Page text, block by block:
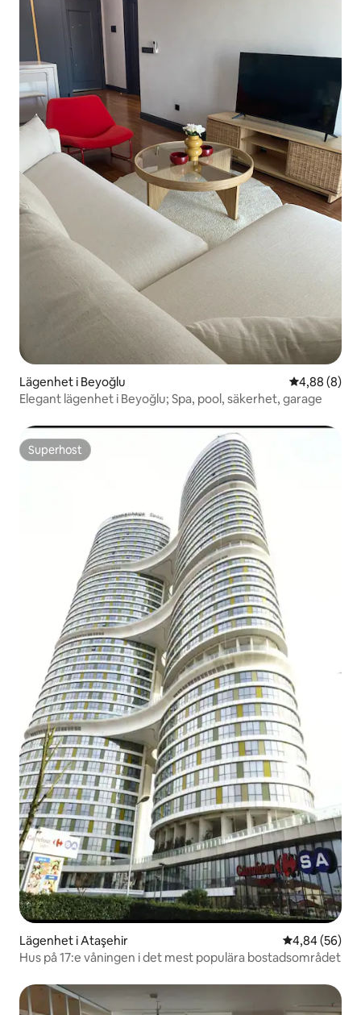
Lägenhet i Beyoğlu 4,88 av 5 i
4,88 (8)
Elegant lägenhet i Beyoğlu; Spa, pool, säkerhet, garage
Superhost
Superhost
Lägenhet i Ataşehir 4,84 av 5 i
4,84 (56)
Hus på 17:e våningen i det mest populära bostadsområdet